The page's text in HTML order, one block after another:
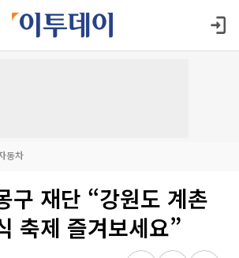
동차
구 재단 “강원도 계촌
축제 즐겨보세요”